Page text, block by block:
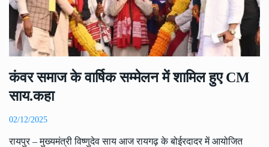
कंवर समाज के वार्षिक सम्मेलन में शामिल हुए CM
साय.कहा
02/12/2025
रायपुर – मुख्यमंत्री विष्णुदेव साय आज रायगढ़ के बोईरदादर में आयोजित